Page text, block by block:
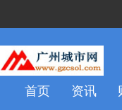
首页 资讯